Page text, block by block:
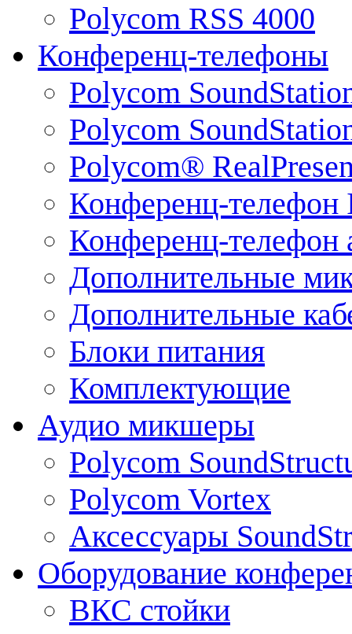
Polycom RSS 4000
Конференц-телефоны
Polycom
Polycom
Polycom®
Конференц-телефон
Конференц-телефон
Дополнительные
Дополнительные
Блоки питания
Комплектующие
Аудио микшеры
Polycom
Polycom Vortex
Аксессуары
Оборудование
ВКС стойки